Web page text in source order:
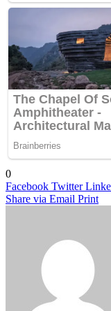
0
Facebook Twitter
Share via Email Print